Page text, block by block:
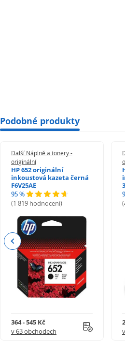
Podobné produkty
Další Náplně a tonery -
originální
HP 652 originální
inkoustová kazeta černá
F6V25AE
95 %
(1 819 hodnocení)
364 - 545 Kč
v 63 obchodech
Previous